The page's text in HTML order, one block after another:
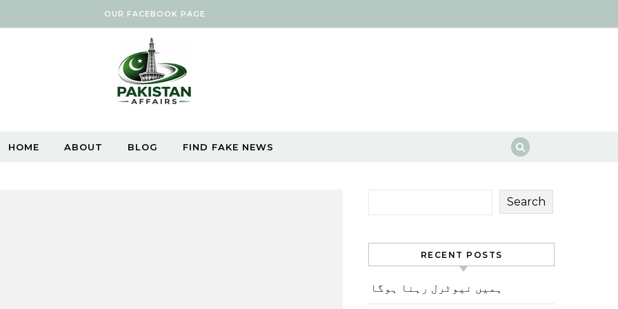
OUR FACEBOOK PAGE
HOME ABOUT BLOG FIND FAKE NEWS
Search
RECENT POSTS
ہمیں نیوٹرل رہنا ہوگا